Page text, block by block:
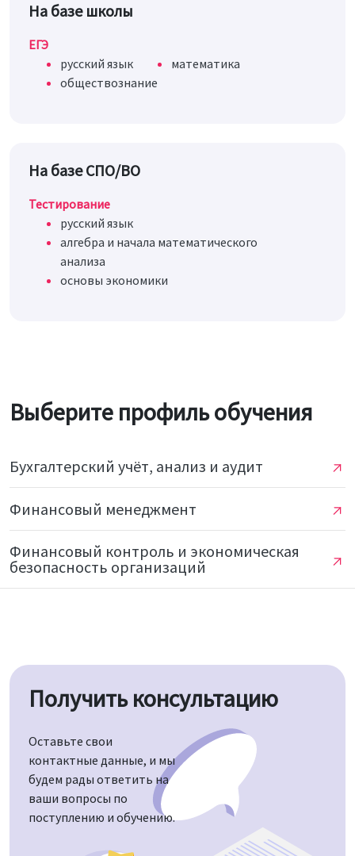
На базе школы
ЕГЭ
русский язык
математика
обществознание
На базе СПО/ВО
Тестирование
русский язык
алгебра и начала математического
анализа
основы экономики
Выберите профиль обучения
Бухгалтерский учёт, анализ и аудит
Финансовый менеджмент
Финансовый контроль и экономическая
безопасность организаций
Получить консультацию
Оставьте свои
контактные данные, и мы
будем рады ответить на
ваши вопросы по
поступлению и обучению.